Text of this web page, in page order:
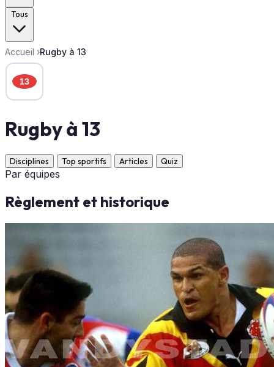
Tous
Accueil ›Rugby à 13
Rugby à 13
Disciplines Top sportifs Articles Quiz
Par équipes
Règlement et historique